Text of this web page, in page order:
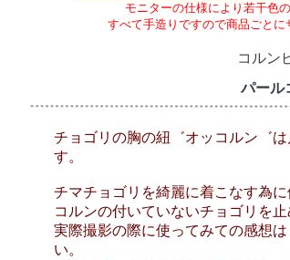
モニターの仕様により若干色
すべて手造りですので商品ごとに
コルン
パール
チョゴリの胸の紐゛オッコルン゛
す。
チマチョゴリを綺麗に着こなす為
コルンの付いていないチョゴリを
実際撮影の際に使ってみての感想
い。